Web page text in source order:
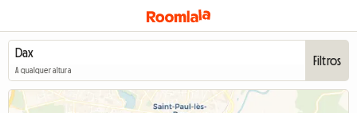
A qualquer altura
Filtros